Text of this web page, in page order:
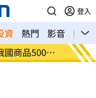
登入
資 熱門 影音
熱搜
做到80歲
解散
場